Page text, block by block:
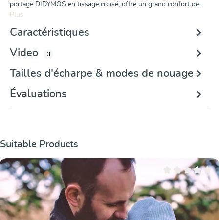
portage DIDYMOS en tissage croisé, offre un grand confort de…
Plus
Caractéristiques
Video
3
Tailles d'écharpe & modes de nouage
Évaluations
Ignorer la galerie de produits
Suitable Products
Note moyenne de